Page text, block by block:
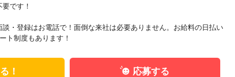
です！
・登録はお電話で！面倒な来社は必要ありません。お給料の日払い
ト制度もあります！
！ 応募する